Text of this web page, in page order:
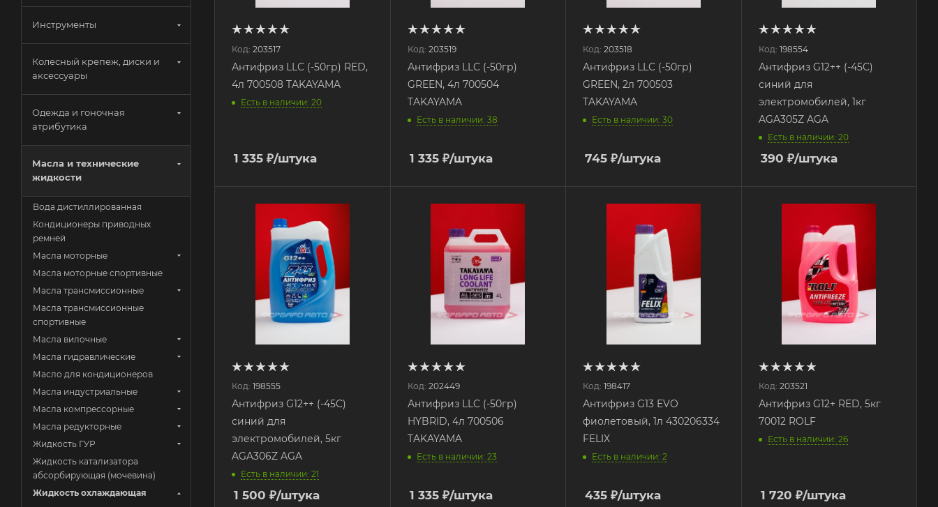
Код: 203517
Антифриз LLC (-50гр) RED,
4л 700508 TAKAYAMA
Есть в наличии: 20
1 335 ₽/штука
Код: 203519
Антифриз LLC (-50гр)
GREEN, 4л 700504
TAKAYAMA
Есть в наличии: 38
1 335₽/штука
Код: 203518
Антифриз LLC (-50гр)
GREEN, 2л 700503
TAKAYAMA
Есть в наличии: 30
745 ₽/штука
Код: 198554
Антифриз G12++ (-45C)
синий для
электромобилей, 1кг
AGA305Z AGA
Есть в наличии: 20
390 ₽/штука
Код: 198555
Антифриз G12++ (-45C)
синий для
электромобилей, 5кг
AGA306Z AGA
Есть в наличии: 21
1 500 ₽/штука
Код: 202449
Антифриз LLC (-50гр)
HYBRID, 4л 700506
TAKAYAMA
Есть в наличии: 23
1 335₽/штука
Код: 198417
Антифриз G13 EVO
фиолетовый, 1л 430206334
FELIX
Есть в наличии: 2
435 ₽/штука
Код: 203521
Антифриз G12+ RED, 5кг
70012 ROLF
Есть в наличии: 26
1 720 ₽/штука
Инструменты
Колесный крепеж, диски и
аксессуары
Одежда и гоночная
атрибутика
Масла и технические
жидкости
Вода дистиллированная
Кондиционеры приводных
ремней
Масла моторные
Масла моторные спортивные
Масла трансмиссионные
Масла трансмиссионные
спортивные
Масла вилочные
Масла гидравлические
Масло для кондиционеров
Масла индустриальные
Масла компрессорные
Масла редукторные
Жидкость ГУР
Жидкость катализатора
абсорбирующая (мочевина)
Жидкость охлаждающая